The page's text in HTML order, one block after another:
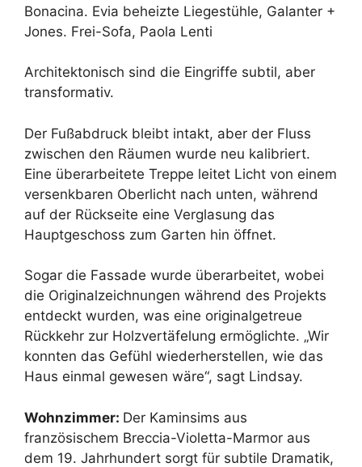
Bonacina. Evia beheizte Liegestühle, Galanter +
Jones. Frei-Sofa, Paola Lenti
Architektonisch sind die Eingriffe subtil, aber
transformativ.
Der Fußabdruck bleibt intakt, aber der Fluss
zwischen den Räumen wurde neu kalibriert.
Eine überarbeitete Treppe leitet Licht von einem
versenkbaren Oberlicht nach unten, während
auf der Rückseite eine Verglasung das
Hauptgeschoss zum Garten hin öffnet.
Sogar die Fassade wurde überarbeitet, wobei
die Originalzeichnungen während des Projekts
entdeckt wurden, was eine originalgetreue
Rückkehr zur Holzvertäfelung ermöglichte. „Wir
konnten das Gefühl wiederherstellen, wie das
Haus einmal gewesen wäre“, sagt Lindsay.
Wohnzimmer: Der Kaminsims aus
französischem Breccia-Violetta-Marmor aus
dem 19. Jahrhundert sorgt für subtile Dramatik,